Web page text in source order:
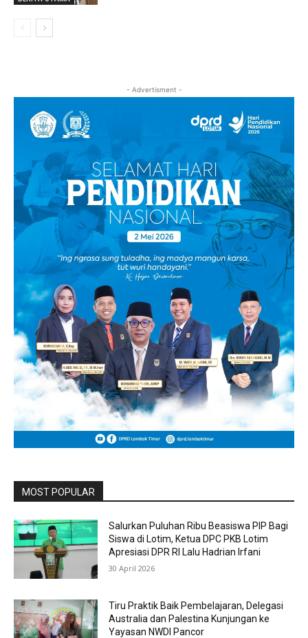
- Advertisment -
MOST POPULAR
Salurkan Puluhan Ribu Beasiswa PIP Bagi
Siswa di Lotim, Ketua DPC PKB Lotim
Apresiasi DPR RI Lalu Hadrian Irfani
30 April 2026
Tiru Praktik Baik Pembelajaran, Delegasi
Australia dan Palestina Kunjungan ke
Yayasan NWDI Pancor